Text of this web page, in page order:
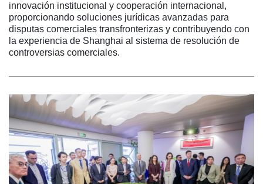
innovación institucional y cooperación internacional,
proporcionando soluciones jurídicas avanzadas para
disputas comerciales transfronterizas y contribuyendo con
la experiencia de Shanghai al sistema de resolución de
controversias comerciales.